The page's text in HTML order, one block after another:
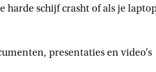
harde schijf crasht of als je
presentaties en video’s